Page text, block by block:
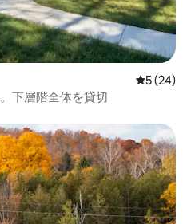
レビュー
5 (24)
下層階全体を貸切